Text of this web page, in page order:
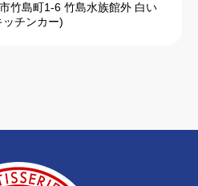
竹島町1-6 竹島水族館外 白い
チンカー)